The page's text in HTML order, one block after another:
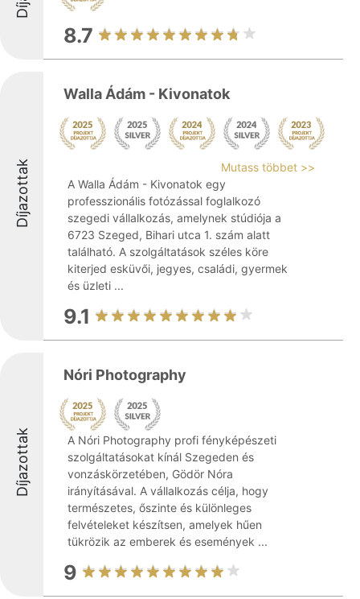
8.7
Díjazottak
Walla Ádám - Kivonatok
Mutass többet >>
A Walla Ádám - Kivonatok egy
professzionális fotózással foglalkozó
szegedi vállalkozás, amelynek stúdiója a
6723 Szeged, Bihari utca 1. szám alatt
található. A szolgáltatások széles köre
kiterjed esküvői, jegyes, családi, gyermek
és üzleti ...
9.1
Díjazottak
Nóri Photography
A Nóri Photography profi fényképészeti
szolgáltatásokat kínál Szegeden és
vonzáskörzetében, Gödör Nóra
irányításával. A vállalkozás célja, hogy
természetes, őszinte és különleges
felvételeket készítsen, amelyek hűen
tükrözik az emberek és események ...
9